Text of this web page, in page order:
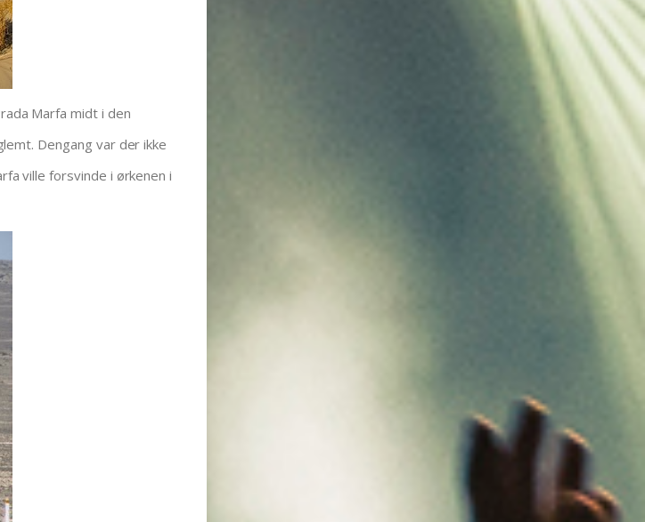
Marfa midt i den
Dengang var der ikke
ville forsvinde i ørkenen i